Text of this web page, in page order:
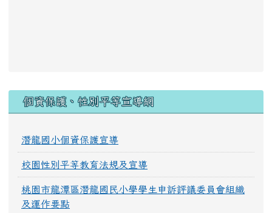
個資保護、性別平等宣導網
潛龍國小個資保護宣導
校園性別平等教育法規及宣導
桃園市龍潭區潛龍國民小學學生申訴評議委員會組織
及運作要點